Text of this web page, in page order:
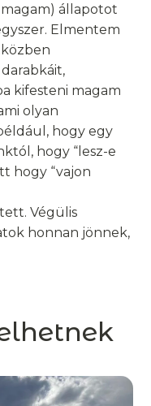
állapotot
Elmentem
kifesteni magam
olyan
hogy egy
hogy “lesz-e
hogy “vajon
Végülis
honnan jönnek,